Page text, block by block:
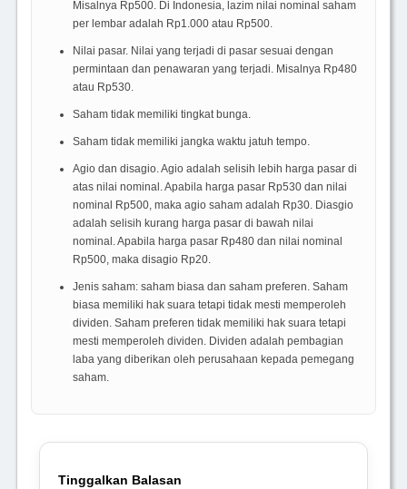
Misalnya Rp500. Di Indonesia, lazim nilai nominal saham
per lembar adalah Rp1.000 atau Rp500.
Nilai pasar. Nilai yang terjadi di pasar sesuai dengan
permintaan dan penawaran yang terjadi. Misalnya Rp480
atau Rp530.
Saham tidak memiliki tingkat bunga.
Saham tidak memiliki jangka waktu jatuh tempo.
Agio dan disagio. Agio adalah selisih lebih harga pasar di
atas nilai nominal. Apabila harga pasar Rp530 dan nilai
nominal Rp500, maka agio saham adalah Rp30. Diasgio
adalah selisih kurang harga pasar di bawah nilai
nominal. Apabila harga pasar Rp480 dan nilai nominal
Rp500, maka disagio Rp20.
Jenis saham: saham biasa dan saham preferen. Saham
biasa memiliki hak suara tetapi tidak mesti memperoleh
dividen. Saham preferen tidak memiliki hak suara tetapi
mesti memperoleh dividen. Dividen adalah pembagian
laba yang diberikan oleh perusahaan kepada pemegang
saham.
Tinggalkan Balasan